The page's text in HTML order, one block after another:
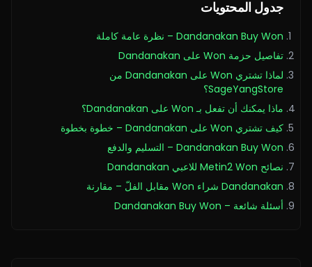
جدول المحتويات
Dandanakan Buy Won – نظرة عامة كاملة
تفاصيل حزمة Won على Dandanakan
لماذا تشتري Won على Dandanakan من
SageYangStore؟
ماذا يمكنك أن تفعل بـ Won على Dandanakan؟
كيف تشتري Won على Dandanakan – خطوة بخطوة
Dandanakan Buy Won – التسليم والدفع
نصائح Metin2 Won للاعبي Dandanakan
Dandanakan شراء Won مقابل الفلّ – مقارنة
أسئلة شائعة – Dandanakan Buy Won